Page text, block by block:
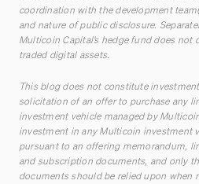
coordination with the development
and nature of public disclosure.
Multicoin Capital’s hedge fund does
traded digital assets.
This blog does not constitute
solicitation of an offer to purchase any
investment vehicle managed by
investment in any Multicoin investment
pursuant to an offering memorandum,
and subscription documents, and only
documents should be relied upon when